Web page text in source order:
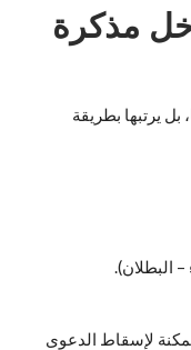
مذكرة
يرتبها بطريقة
– البطلان).
لإسقاط الدعوى